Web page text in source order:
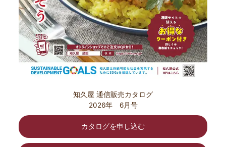
知久屋 通信販売カタログ
2026年 6月号
カタログを申し込む